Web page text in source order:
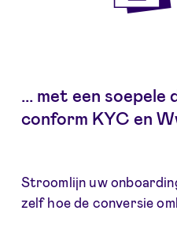
... met een
conform KYC en
Stroomlijn uw
zelf hoe de conversie